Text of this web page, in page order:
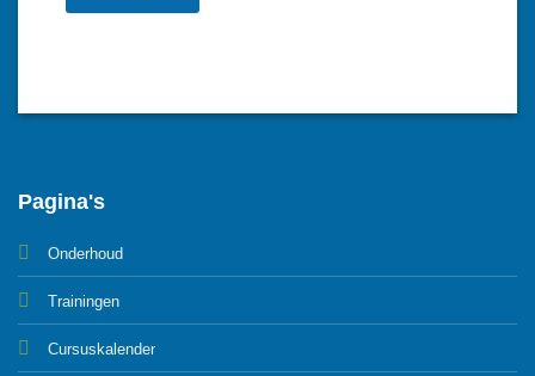
Pagina's
Onderhoud
Trainingen
Cursuskalender